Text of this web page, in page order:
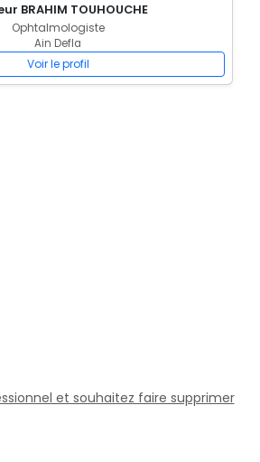
BRAHIM TOUHOUCHE
Ophtalmologiste
Ain Defla
Voir le profil
et souhaitez faire supprimer